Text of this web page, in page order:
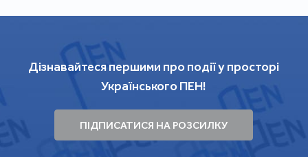
Дізнавайтеся першими про події у просторі
Українського ПЕН!
ПІДПИСАТИСЯ НА РОЗСИЛКУ